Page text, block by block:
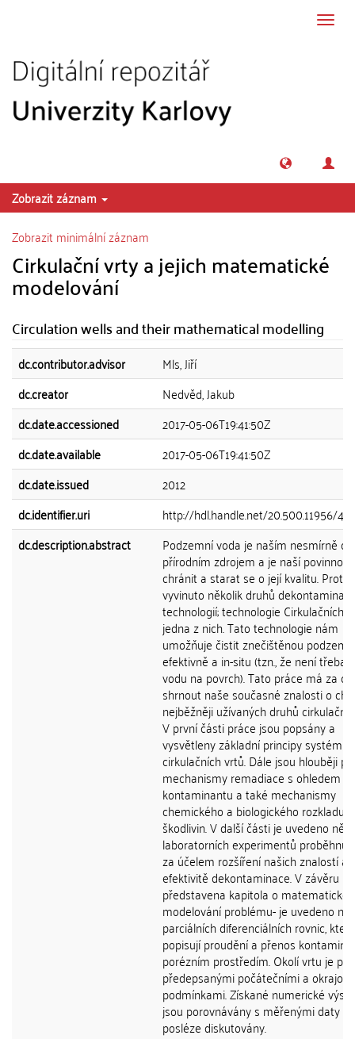
Zobrazit záznam
Zobrazit minimální záznam
Cirkulační vrty a jejich matematické
modelování
Circulation wells and their mathematical modelling
dc.contributor.advisor
Mls, Jiří
dc.creator
Nedvěd, Jakub
dc.date.accessioned
2017-05-06T19:41:50Z
dc.date.available
2017-05-06T19:41:50Z
dc.date.issued
2012
dc.identifier.uri
http://hdl.handle.net/20.500.11956/
dc.description.abstract
Podzemní voda je naším nesmírně
přírodním zdrojem a je naší
chránit a starat se o její kvalitu. Proto
vyvinuto několik druhů
technologií; technologie Cirkulačních
jedna z nich. Tato technologie nám
umožňuje čistit znečištěnou
efektivně a in-situ (tzn., že není třeba
vodu na povrch). Tato práce má za cíl
shrnout naše současné znalosti o
nejběžněji užívaných druhů
V první části práce jsou popsány a
vysvětleny základní principy systému
cirkulačních vrtů. Dále jsou hlouběji
mechanismy remadiace s ohledem
kontaminantu a také mechanismy
chemického a biologického rozkladu
škodlivin. V další části je uvedeno
laboratorních experimentů
za účelem rozšíření našich znalostí a
efektivitě dekontaminace. V závěru
představena kapitola o
modelování problému- je uvedeno
parciálních diferenciálních rovnic, které
popisují proudění a přenos
porézním prostředím. Okolí vrtu je
předepsanými počátečními a
podmínkami. Získané numerické
jsou porovnávány s měřenými daty a
posléze diskutovány.